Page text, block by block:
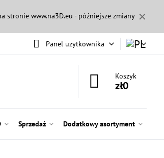
✕
stronie www.na3D.eu - późniejsze zmiany
Panel użytkownika
Koszyk
zł0
Sprzedaż Dodatkowy asortyment